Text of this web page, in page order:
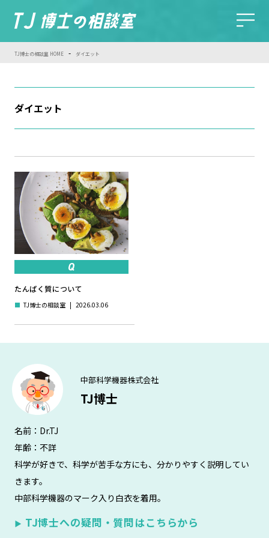
TJ博士の相談室 HOME - ダイエット
ダイエット
たんぱく質について
■ TJ博士の相談室 | 2026.03.06
中部科学機器株式会社
TJ博士
名前：Dr.TJ
年齢：不詳
科学が好きで、科学が苦手な方にも、分かりやすく説明してい
きます。
中部科学機器のマーク入り白衣を着用。
▶ TJ博士への疑問・質問はこちらから